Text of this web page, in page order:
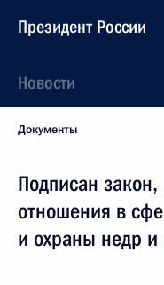
Президент России
Новости
Документы
Подписан
отношения в
и охраны недр и